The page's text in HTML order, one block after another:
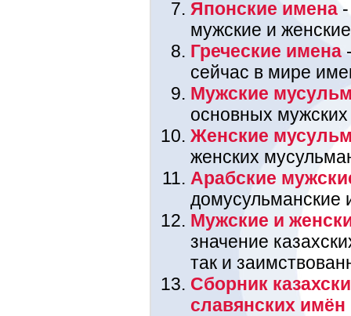
Японские имена
мужские и
Греческие имена
сейчас в мире
Мужские
основных
Женские
женских
Арабские
домусульманские
Мужские и
значение
так и
Сборник
славянских имён